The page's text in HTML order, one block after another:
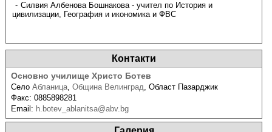
Силвия Албенова Бошнакова - учител по История и
цивилизации, География и икономика и ФВС
Контакти
Основно училище Христо Ботев
СелоАбланица,Община Велинград,Област Пазарджик
Факс:0885898281
Email: h.botev_ablanitsa@abv.bg